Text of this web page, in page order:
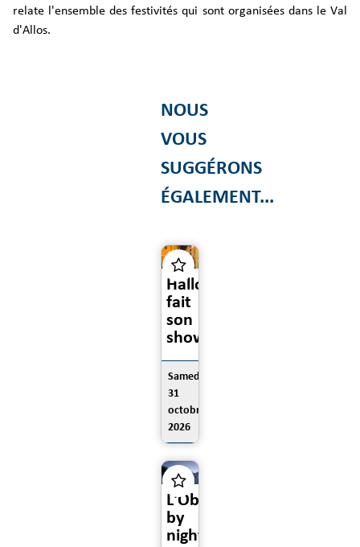
relate l'ensemble des festivités qui sont organisées dans le Val
d'Allos.
NOUS
VOUS
SUGGÉRONS
ÉGALEMENT...
Halloween...
fait
son
show
Samedi
31
octobre
2026
L'Obs
by
night